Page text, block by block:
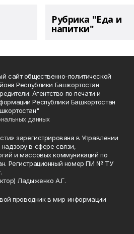
Рубрика "Еда и
напитки"
сайт общественно-политической
Республики Башкортостан
Агентство по печати и
Республики Башкортостан
данных
зарегистрирована в Управлении
в сфере связи,
и массовых коммуникаций по
Регистрационный номер ПИ № ТУ
Ладыженко А.Г.
проводник в мир информации